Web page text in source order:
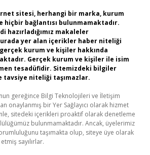
sitesi, herhangi bir marka, kurum
hiçbir bağlantısı bulunmamaktadır.
hazırladığımız makaleler
yer alan içerikler haber niteliği
kurum ve kişiler hakkında
Gerçek kurum ve kişiler ile isim
tesadüfidir. Sitemizdeki bilgiler
tavsiye niteliği taşımazlar.
gereğince Bilgi Teknolojileri ve İletişim
onaylanmış bir Yer Sağlayıcı olarak hizmet
sitedeki içerikleri proaktif olarak denetleme
bulunmamaktadır. Ancak, üyelerimiz
taşımakta olup, siteye üye olarak
sayılırlar.